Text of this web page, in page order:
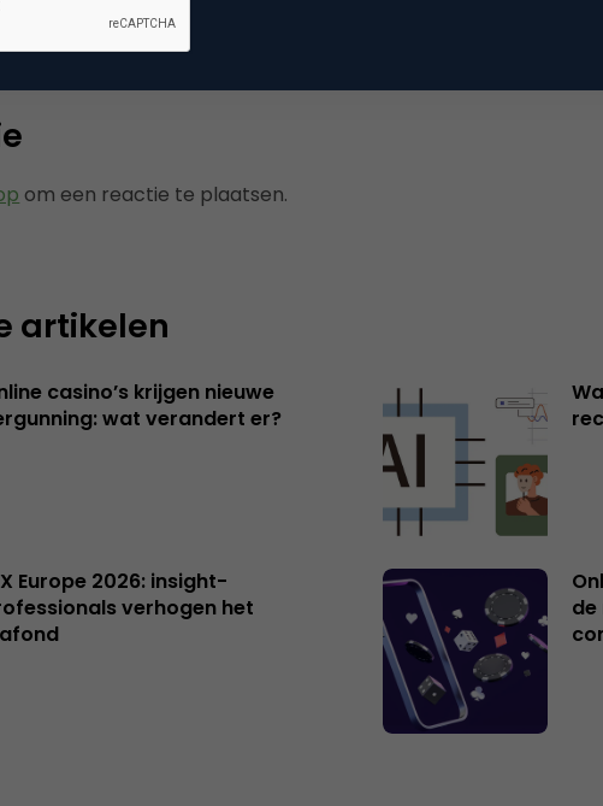
om een reactie te plaatsen.
artikelen
casino’s krijgen nieuwe
wat verandert er?
Europe 2026: insight-
verhogen het
de